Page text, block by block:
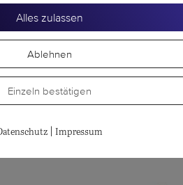
Alles zulassen
Ablehnen
Einzeln bestätigen
Datenschutz Impressum